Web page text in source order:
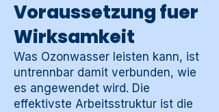
Voraussetzung fuer
Wirksamkeit
Was Ozonwasser leisten kann, ist
untrennbar damit verbunden, wie
es angewendet wird. Die
effektivste Arbeitsstruktur ist die